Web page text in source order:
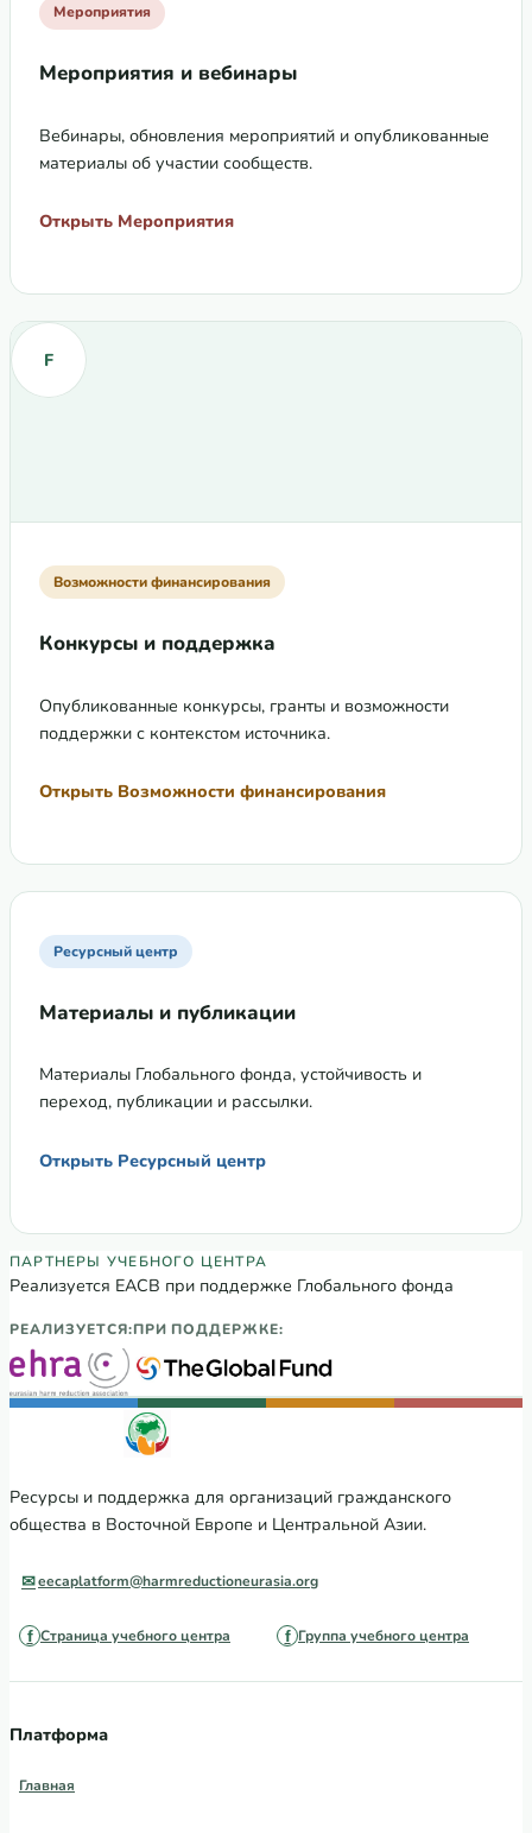
Мероприятия
Мероприятия и вебинары
Вебинары, обновления мероприятий и опубликованные
материалы об участии сообществ.
Открыть Мероприятия
F
Возможности финансирования
Конкурсы и поддержка
Опубликованные конкурсы, гранты и возможности
поддержки с контекстом источника.
Открыть Возможности финансирования
Ресурсный центр
Материалы и публикации
Материалы Глобального фонда, устойчивость и
переход, публикации и рассылки.
Открыть Ресурсный центр
Партнеры Регионального учебного
ПАРТНЕРЫ УЧЕБНОГО ЦЕНТРА
Реализуется ЕАСВ при поддержке Глобального фонда
РЕАЛИЗУЕТСЯ:ПРИ ПОДДЕРЖКЕ:
Ресурсы и поддержка для организаций гражданского
общества в Восточной Европе и Центральной Азии.
eecaplatform@harmreductioneurasia.org
Страница учебного центра Группа учебного центра
Платформа
Главная